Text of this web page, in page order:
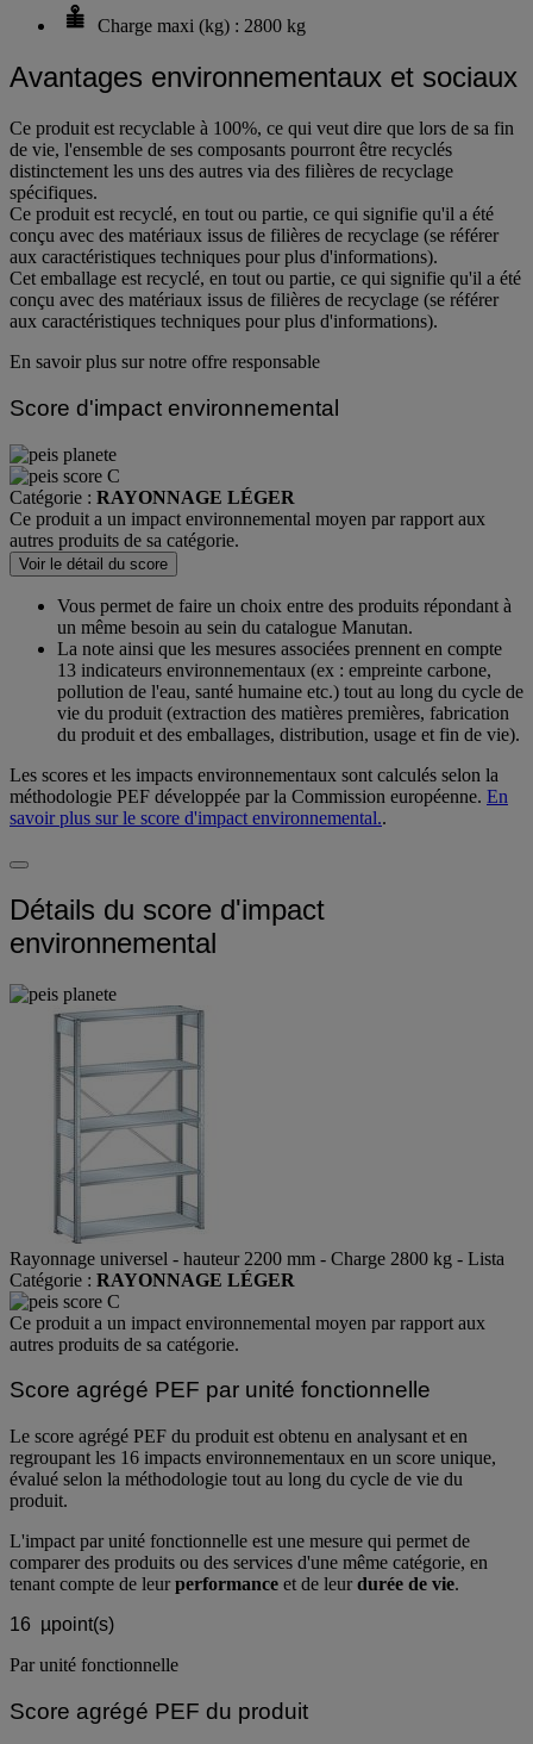
Charge maxi (kg) : 2800 kg
Avantages environnementaux et sociaux
Ce produit est recyclable à 100%, ce qui veut dire que lors de sa fin
de vie, l'ensemble de ses composants pourront être recyclés
distinctement les uns des autres via des filières de recyclage
spécifiques.
Ce produit est recyclé, en tout ou partie, ce qui signifie qu'il a été
conçu avec des matériaux issus de filières de recyclage (se référer
aux caractéristiques techniques pour plus d'informations).
Cet emballage est recyclé, en tout ou partie, ce qui signifie qu'il a été
conçu avec des matériaux issus de filières de recyclage (se référer
aux caractéristiques techniques pour plus d'informations).
En savoir plus sur notre offre responsable
Score d'impact environnemental
Catégorie : RAYONNAGE LÉGER
Ce produit a un impact environnemental moyen par rapport aux
autres produits de sa catégorie.
Voir le détail du score
Vous permet de faire un choix entre des produits répondant à
un même besoin au sein du catalogue Manutan.
La note ainsi que les mesures associées prennent en compte
13 indicateurs environnementaux (ex : empreinte carbone,
pollution de l'eau, santé humaine etc.) tout au long du cycle de
vie du produit (extraction des matières premières, fabrication
du produit et des emballages, distribution, usage et fin de vie).
Les scores et les impacts environnementaux sont calculés selon la
méthodologie PEF développée par la Commission européenne. En
savoir plus sur le score d'impact environnemental..
Détails du score d'impact
environnemental
Rayonnage universel - hauteur 2200 mm - Charge 2800 kg - Lista
Catégorie : RAYONNAGE LÉGER
Ce produit a un impact environnemental moyen par rapport aux
autres produits de sa catégorie.
Score agrégé PEF par unité fonctionnelle
Le score agrégé PEF du produit est obtenu en analysant et en
regroupant les 16 impacts environnementaux en un score unique,
évalué selon la méthodologie tout au long du cycle de vie du
produit.
L'impact par unité fonctionnelle est une mesure qui permet de
comparer des produits ou des services d'une même catégorie, en
tenant compte de leurperformance et de leurdurée de vie.
16 µpoint(s)
Par unité fonctionnelle
Score agrégé PEF du produit